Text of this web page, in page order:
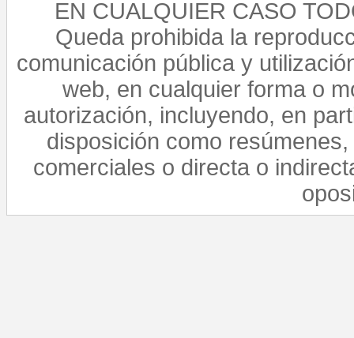
EN CUALQUIER CASO
Queda prohibida la
comunicación pública y
web, en cualquier forma o
autorización, incluyendo, en
disposición como
comerciales o directa o